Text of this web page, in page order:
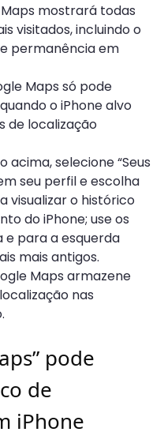
mostrará todas
visitados, incluindo o
permanência em
Maps só pode
o iPhone alvo
de localização
selecione “Seus
seu perfil e escolha
visualizar o histórico
do iPhone; use os
para a esquerda
mais antigos.
Maps armazene
nas
pode
de
iPhone